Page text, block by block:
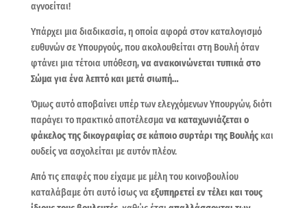
αγνοείται!
Υπάρχει μια διαδικασία, η οποία αφορά στον καταλογισμό
ευθυνών σε Υπουργούς, που ακολουθείται στη Βουλή όταν
φτάνει μια τέτοια υπόθεση,να ανακοινώνεται τυπικά στο
Σώμα για ένα λεπτό και μετά σιωπή…
Όμως αυτό αποβαίνει υπέρ των ελεγχόμενων Υπουργών, διότι
παράγει το πρακτικό αποτέλεσμα να καταχωνιάζεται ο
φάκελος της δικογραφίας σε κάποιο συρτάρι της Βουλήςκαι
ουδείς να ασχολείται με αυτόν πλέον.
Από τις επαφές που είχαμε με μέλη του κοινοβουλίου
καταλάβαμε ότι αυτό ίσως να εξυπηρετεί εν τέλει και τους